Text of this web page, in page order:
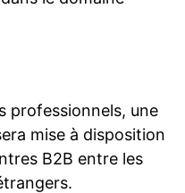
professionnels, une
mise à disposition
B2B entre les